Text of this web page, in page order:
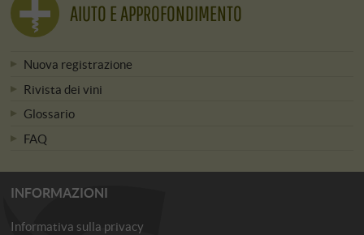
AIUTO E APPROFONDIMENTO
Nuova registrazione
Rivista dei vini
Glossario
FAQ
INFORMAZIONI
Informativa sulla privacy